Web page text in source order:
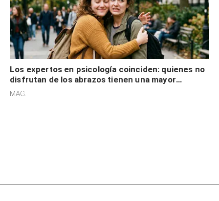
Los expertos en psicología coinciden: quienes no
disfrutan de los abrazos tienen una mayor
sensibilidad a los estímulos físicos y no es por
MAG.